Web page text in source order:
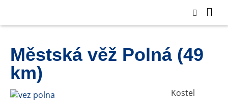
Městská věž Polná (49
km)
Kostel